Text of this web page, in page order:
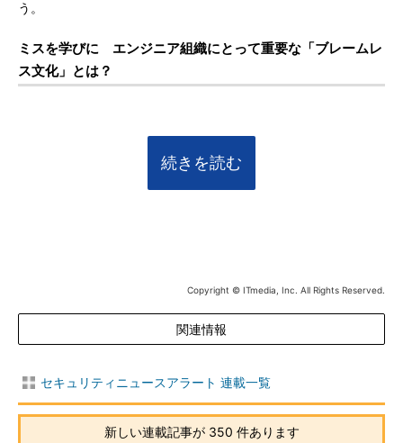
う。
ミスを学びに エンジニア組織にとって重要な「ブレームレ
ス文化」とは？
続きを読む
Copyright © ITmedia, Inc. All Rights Reserved.
関連情報
セキュリティニュースアラート 連載一覧
新しい連載記事が 350 件あります